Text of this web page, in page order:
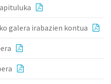
galera irabazien kontua